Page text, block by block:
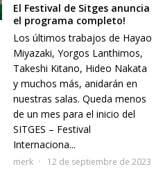
El Festival de Sitges anuncia
el programa completo!
Los últimos trabajos de Hayao
Miyazaki, Yorgos Lanthimos,
Takeshi Kitano, Hideo Nakata
y muchos más, anidarán en
nuestras salas. Queda menos
de un mes para el inicio del
SITGES – Festival
Internaciona...
merk 12 de septiembre de 2023